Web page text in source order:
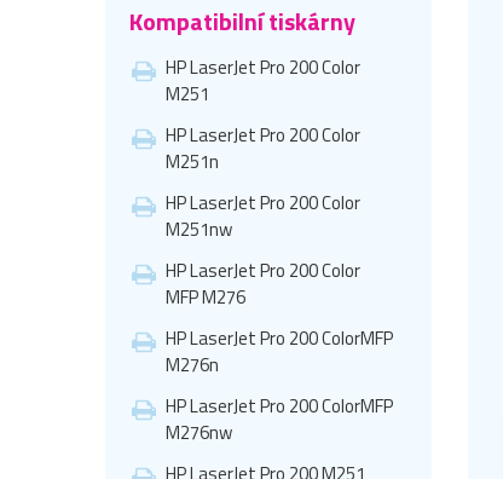
Kompatibilní tiskárny
HP LaserJet Pro 200 Color
M251
HP LaserJet Pro 200 Color
M251n
HP LaserJet Pro 200 Color
M251nw
HP LaserJet Pro 200 Color
MFP M276
HP LaserJet Pro 200 ColorMFP
M276n
HP LaserJet Pro 200 ColorMFP
M276nw
HP LaserJet Pro 200 M251